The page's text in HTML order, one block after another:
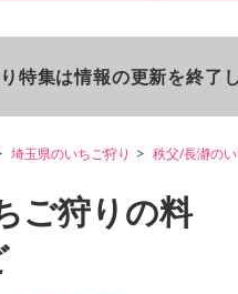
特集は情報の更新を終了
埼玉県のいちご狩り 秩父/長瀞の
ご狩りの料